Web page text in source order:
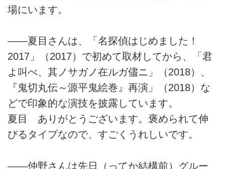
場にいます。
――夏目さんは、「名探偵はじめました！
2017」（2017）で初めて取材してから、「君
よ叫べ、其ノサガノ在ルガ儘ニ」（2018）、
『鬼切丸伝～源平鬼絵巻』再演」（2018）な
どで印象的な演技を披露しています。
夏目 ありがとうございます。褒められて伸
びるタイプなので、すごくうれしいです。
――仲野さんは先日（ってか結構前）グルー